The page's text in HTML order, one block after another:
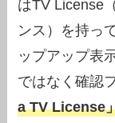
はTV License
ンス）を持っ
ップアップ表
ではなく確認
a TV License